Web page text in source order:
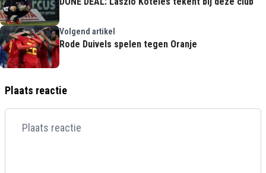
Volgend artikel
Rode Duivels spelen tegen Oranje
Plaats reactie